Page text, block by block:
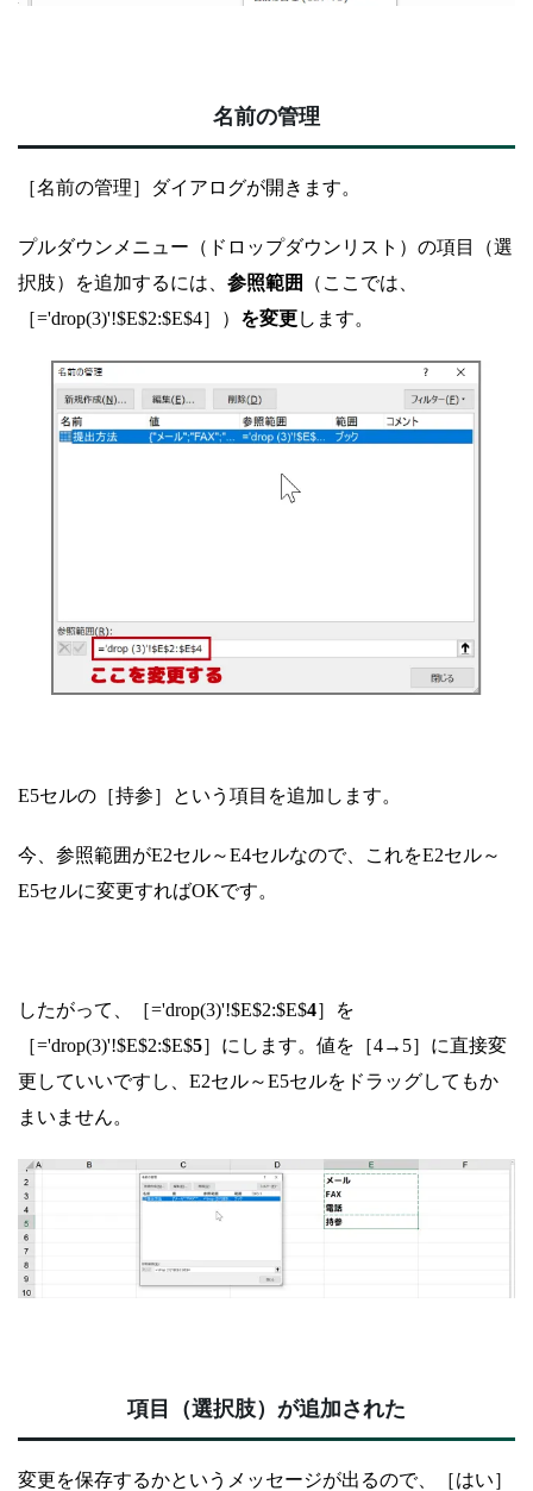
名前の管理
［名前の管理］ダイアログが開きます。
プルダウンメニュー（ドロップダウンリスト）の項目（選
択肢）を追加するには、 参照範囲
（ここでは、
［='drop(3)'!$E$2:$E$4］） を変更 します。
E5セルの［持参］という項目を追加します。
今、参照範囲がE2セル～E4セルなので、これをE2セル～
E5セルに変更すればOKです。
したがって、［='drop(3)'!$E$2:$E$4］を
［='drop(3)'!$E$2:$E$5］にします。値を［4→5］に直接変
更していいですし、E2セル～E5セルをドラッグしてもか
まいません。
項目（選択肢）が追加された
変更を保存するかというメッセージが出るので、［はい］